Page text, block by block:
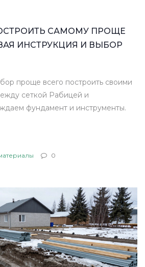
САМОМУ ПРОЩЕ
ИНСТРУКЦИЯ И ВЫБОР
проще всего построить своими
сеткой Рабицей и
фундамент и инструменты.
0